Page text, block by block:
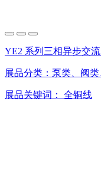
YE2 系列三相异步交
展品分类： 泵类、阀
展品关键词： 全铜线